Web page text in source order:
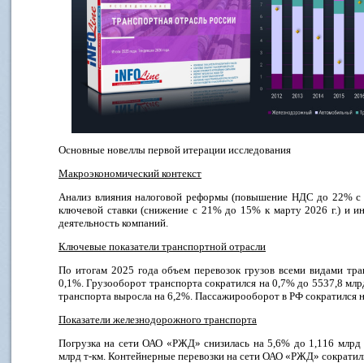
Основные новеллы первой итерации исследования
Макроэкономический контекст
Анализ влияния налоговой реформы (повышение НДС до 22%
ключевой ставки (снижение с 21% до 15% к марту 2026 г.) и
деятельность компаний.
Ключевые показатели транспортной отрасли
По итогам 2025 года объем перевозок грузов всеми видами
0,1%. Грузооборот транспорта сократился на 0,7% до 5537,8
транспорта выросла на 6,2%. Пассажирооборот в РФ сократился
Показатели железнодорожного транспорта
Погрузка на сети ОАО «РЖД» снизилась на 5,6% до 1,116
млрд т-км. Контейнерные перевозки на сети ОАО «РЖД»